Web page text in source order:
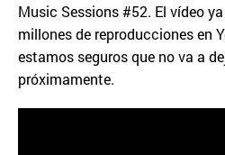
Music Sessions #52. El vídeo
millones de reproducciones en
estamos seguros que no va a
próximamente.